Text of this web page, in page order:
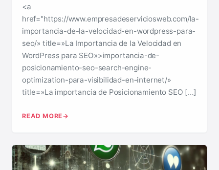
<a
href="https://www.empresadeserviciosweb.com/la-
importancia-de-la-velocidad-en-wordpress-para-
seo/» title=»La Importancia de la Velocidad en
WordPress para SEO»>importancia-de-
posicionamiento-seo-search-engine-
optimization-para-visibilidad-en-internet/»
title=»La importancia de Posicionamiento SEO […]
READ MORE